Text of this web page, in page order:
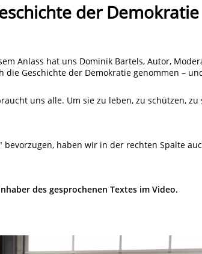
der Demokratie
Anlass hat uns Dominik Bartels, Autor,
die Geschichte der Demokratie genommen –
uns alle. Um sie zu leben, zu schützen, zu
haben wir in der rechten Spalte
des gesprochenen Textes im Video.